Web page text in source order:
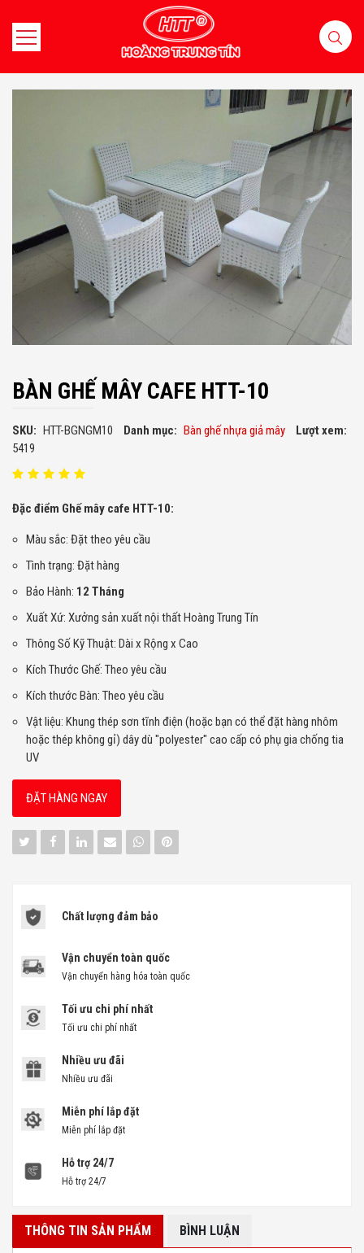
BÀN GHẾ MÂY CAFE HTT-10
SKU: HTT-BGNGM10 Danh mục: Bàn ghế nhựa giả mây
Lượt xem:
5419
Đặc điểm Ghế mây cafe HTT-10:
Màu sắc: Đặt theo yêu cầu
Tình trạng: Đặt hàng
Bảo Hành: 12 Tháng
Xuất Xứ: Xưởng sản xuất nội thất Hoàng Trung Tín
Thông Số Kỹ Thuật: Dài x Rộng x Cao
Kích Thước Ghế: Theo yêu cầu
Kích thước Bàn: Theo yêu cầu
Vật liệu: Khung thép sơn tĩnh điện (hoặc bạn có thể đặt hàng nhôm
hoặc thép không gỉ) dây dù "polyester" cao cấp có phụ gia chống tia
UV
ĐẶT HÀNG NGAY
Chất lượng đảm bảo
Vận chuyển toàn quốc
Vận chuyển hàng hóa toàn quốc
Tối ưu chi phí nhất
Tối ưu chi phí nhất
Nhiều ưu đãi
Nhiều ưu đãi
Miễn phí lắp đặt
Miễn phí lắp đặt
Hỗ trợ 24/7
Hỗ trợ 24/7
THÔNG TIN SẢN PHẨM BÌNH LUẬN